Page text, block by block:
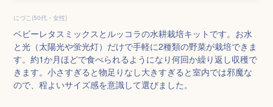
にづこ(50代・女性)
ベビーレタスミックスとルッコラの水耕栽培キットです。お水
と光（太陽光や蛍光灯）だけで手軽に2種類の野菜が栽培できま
す。約1か月ほどで食べられるようになり何回か繰り返し収穫で
きます。小さすぎると物足りなし大きすぎると室内では邪魔な
ので、程よいサイズ感を意識して選びました。